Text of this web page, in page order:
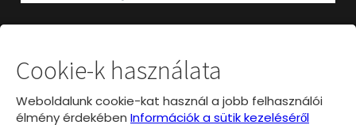
Cookie-k használata
Weboldalunk cookie-kat használ a jobb felhasználói
élmény érdekében Információk a sütik kezeléséről